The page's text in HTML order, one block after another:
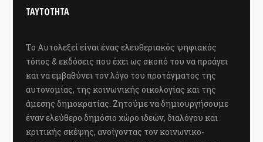
ΤΑΥΤΟΤΗΤΑ
Το Αυτολεξεί είναι ένας ελευθεριακός ψηφιακός
τόπος & εκδόσεις που έχει ως σκοπό του να προάγει
και να εμβαθύνει τον λόγο του προτάγματος της
αυτονομίας, της κοινωνικής οικολογίας και της
άμεσης δημοκρατίας. Ζητούμε να δημιουργήσουμε
έναν ελεύθερο δημόσιο χώρο ιδεών, διαλόγου και
κριτικής σκέψης, ανοίγοντας τον κοινωνικο-